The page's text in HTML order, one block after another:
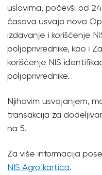
uslovima, počevši od
časova usvaja nova
izdavanje i korišćenje
poljoprivrednike, kao i
korišćenje NIS
poljoprivrednike.
Njihovim usvajanjem,
transakcija za
na 5.
Za više informacija
NIS Agro kartica.